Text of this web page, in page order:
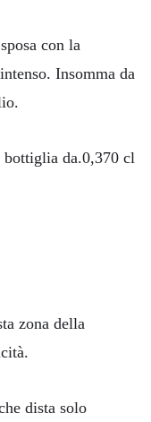
con la
Insomma da
bottiglia da.0,370 cl
zona della
dista solo